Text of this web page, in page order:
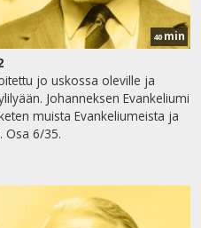
40 min
jo uskossa oleville ja
Johanneksen Evankeliumi
muista Evankeliumeista ja
Osa 6/35.